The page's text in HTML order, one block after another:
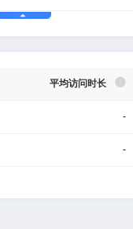
平均访问时长
-
-